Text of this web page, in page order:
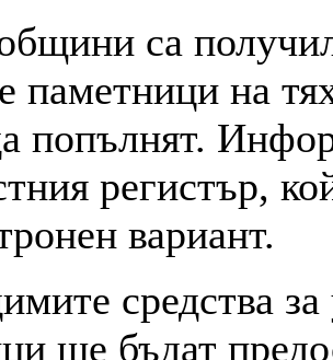
са
паметници на
попълнят.
регистър,
вариант.
средства
ще бъдат